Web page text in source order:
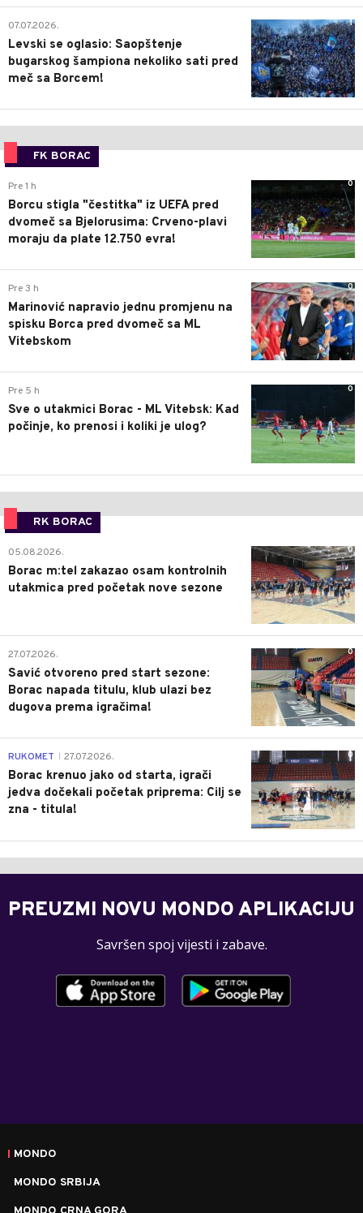
1
07.07.2026.
Levski se oglasio: Saopštenje
bugarskog šampiona nekoliko sati pred
meč sa Borcem!
FK BORAC
0
Pre 1 h
Borcu stigla "čestitka" iz UEFA pred
dvomeč sa Bjelorusima: Crveno-plavi
moraju da plate 12.750 evra!
0
Pre 3 h
Marinović napravio jednu promjenu na
spisku Borca pred dvomeč sa ML
Vitebskom
0
Pre 5 h
Sve o utakmici Borac - ML Vitebsk: Kad
počinje, ko prenosi i koliki je ulog?
RK BORAC
0
05.08.2026.
Borac m:tel zakazao osam kontrolnih
utakmica pred početak nove sezone
0
27.07.2026.
Savić otvoreno pred start sezone:
Borac napada titulu, klub ulazi bez
dugova prema igračima!
0
RUKOMET 27.07.2026.
Borac krenuo jako od starta, igrači
jedva dočekali početak priprema: Cilj se
zna - titula!
PREUZMI NOVU MONDO APLIKACIJU
Savršen spoj vijesti i zabave.
MONDO
MONDO SRBIJA